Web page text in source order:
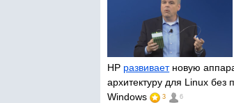
HP развиваетновую
архитектуру для Linux без
Windows
3 6